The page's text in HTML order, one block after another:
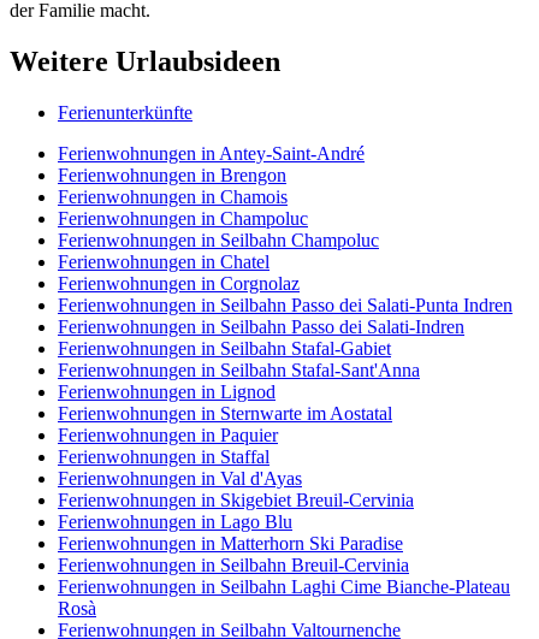
der Familie macht.
Weitere Urlaubsideen
Ferienunterkünfte
Ferienwohnungen in Antey-Saint-André
Ferienwohnungen in Brengon
Ferienwohnungen in Chamois
Ferienwohnungen in Champoluc
Ferienwohnungen in Seilbahn Champoluc
Ferienwohnungen in Chatel
Ferienwohnungen in Corgnolaz
Ferienwohnungen in Seilbahn Passo dei Salati-Punta Indren
Ferienwohnungen in Seilbahn Passo dei Salati-Indren
Ferienwohnungen in Seilbahn Stafal-Gabiet
Ferienwohnungen in Seilbahn Stafal-Sant'Anna
Ferienwohnungen in Lignod
Ferienwohnungen in Sternwarte im Aostatal
Ferienwohnungen in Paquier
Ferienwohnungen in Staffal
Ferienwohnungen in Val d'Ayas
Ferienwohnungen in Skigebiet Breuil-Cervinia
Ferienwohnungen in Lago Blu
Ferienwohnungen in Matterhorn Ski Paradise
Ferienwohnungen in Seilbahn Breuil-Cervinia
Ferienwohnungen in Seilbahn Laghi Cime Bianche-Plateau
Rosà
Ferienwohnungen in Seilbahn Valtournenche